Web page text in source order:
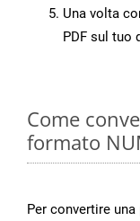
Una volta
PDF sul tuo
Come
formato
Per convertire